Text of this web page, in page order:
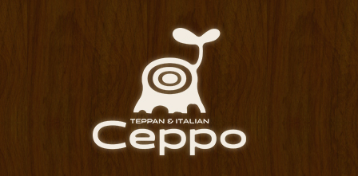
南船場・心斎橋のイタリアン
「Ceppo（チェッポ）」の公式
イタリアン「Ceppo（チェッポ）」。
さまざまなパスタや讃岐オリーブ牛の
ステーキのほか、バルメニューも豊富
にご用意。デートにも一人飲みのお客
様にもぴったりです。